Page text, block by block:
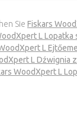
Sie Fiskars
L
L
L Dźwignia
WoodXpert L